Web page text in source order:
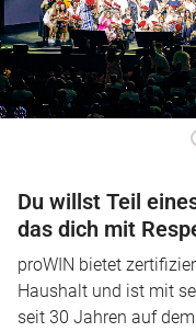
Du willst Teil
das dich mit
proWIN bietet
Haushalt und ist mit
seit 30 Jahren auf